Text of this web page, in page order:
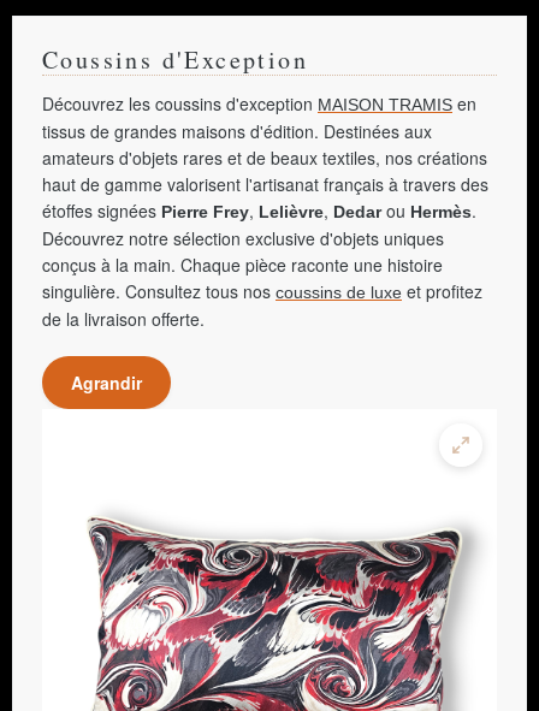
Coussins d'Exception
Découvrez les coussins d'exception MAISON TRAMIS en
tissus de grandes maisons d'édition. Destinées aux
amateurs d'objets rares et de beaux textiles, nos créations
haut de gamme valorisent l'artisanat français à travers des
étoffes signées Pierre Frey, Lelièvre, Dedarou Hermès.
Découvrez notre sélection exclusive d'objets uniques
conçus à la main. Chaque pièce raconte une histoire
singulière. Consultez tous nos coussins de luxe et profitez
de la livraison offerte.
Agrandir